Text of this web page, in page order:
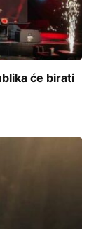
će birati